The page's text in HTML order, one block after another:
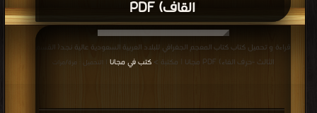
القاف) PDF
قراءة و تحميل كتاب كتاب المعجم الجغرافي للبلاد العربية السعودية عالية نجد( القسم
الثالث -حرف الفاء) PDF مجانا | مكتبة >
كتب في مجانا | التحميل : مرة/مرات